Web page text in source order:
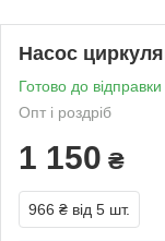
Насос
Готово до відправки
Опт і роздріб
1 150 ₴
966 ₴ від 5 шт.